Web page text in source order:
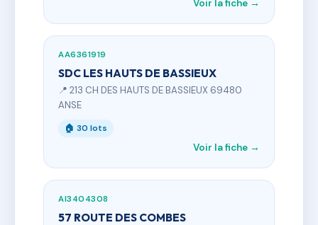
Voir la fiche →
AA6361919
SDC LES HAUTS DE BASSIEUX
📍 213 CH DES HAUTS DE BASSIEUX 69480
ANSE
🏠 30 lots
Voir la fiche →
AI3404308
57 ROUTE DES COMBES